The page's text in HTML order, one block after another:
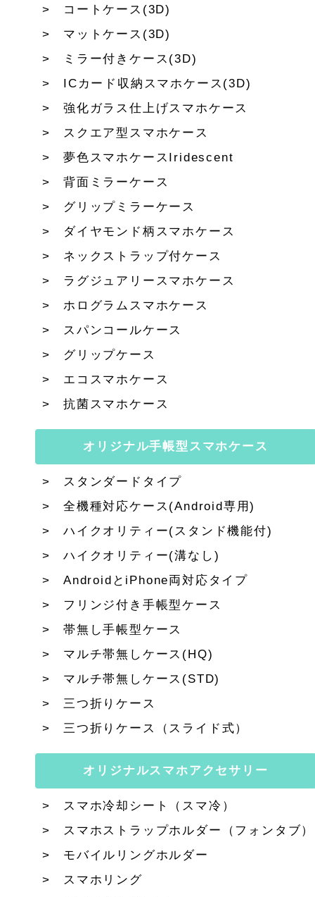
コートケース(3D)
マットケース(3D)
ミラー付きケース(3D)
ICカード収納スマホケース(3D)
強化ガラス仕上げスマホケース
スクエア型スマホケース
夢色スマホケースIridescent
背面ミラーケース
グリップミラーケース
ダイヤモンド柄スマホケース
ネックストラップ付ケース
ラグジュアリースマホケース
ホログラムスマホケース
スパンコールケース
グリップケース
エコスマホケース
抗菌スマホケース
オリジナル手帳型スマホケース
スタンダードタイプ
全機種対応ケース(Android専用)
ハイクオリティー(スタンド機能付)
ハイクオリティー(溝なし)
AndroidとiPhone両対応タイプ
フリンジ付き手帳型ケース
帯無し手帳型ケース
マルチ帯無しケース(HQ)
マルチ帯無しケース(STD)
三つ折りケース
三つ折りケース（スライド式）
オリジナルスマホアクセサリー
スマホ冷却シート（スマ冷）
スマホストラップホルダー（フォンタブ）
モバイルリングホルダー
スマホリング